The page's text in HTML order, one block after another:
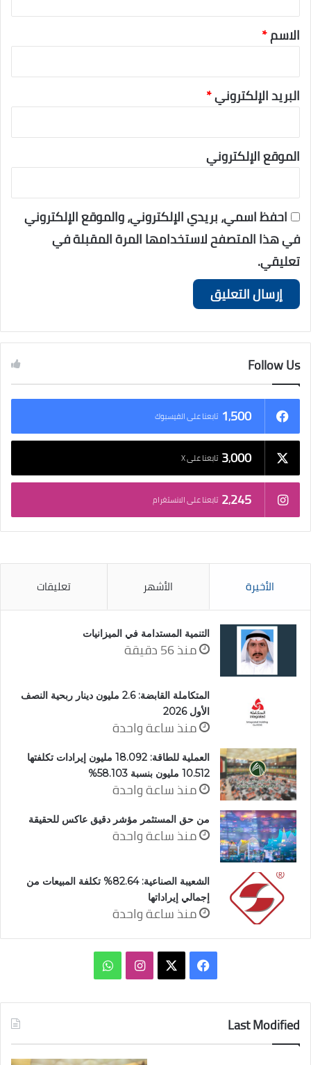
الاسم*
البريد الإلكتروني*
الموقع الإلكتروني
احفظ اسمي، بريدي الإلكتروني، والموقع الإلكتروني
في هذا المتصفح لاستخدامها المرة المقبلة في
تعليقي.
Follow Us
1٬500 تابعنا على الفيسبوك
3٬000 تابعنا على X
2٬245 تابعنا على الانستغرام
الأخيرة الأشهر تعليقات
التنمية المستدامة في الميزانيات
منذ 56 دقيقة
المتكاملة القابضة: 2.6 مليون دينار ربحية النصف
الأول 2026
منذ ساعة واحدة
العملية للطاقة: 18.092 مليون إيرادات تكلفتها
10.512 مليون بنسبة 58.103%
منذ ساعة واحدة
من حق المستثمر مؤشر دقيق عاكس للحقيقة
منذ ساعة واحدة
الشعيبة الصناعية: 82.64% تكلفة المبيعات من
إجمالي إيراداتها
منذ ساعة واحدة
فيسبوك انستقرامواتساب
Last Modified